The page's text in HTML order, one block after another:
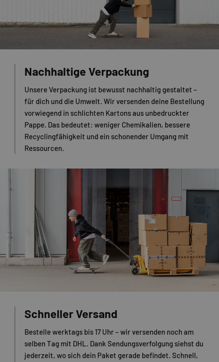
Nachhaltige Verpackung
Unsere Verpackung ist bewusst nachhaltig gestaltet –
für dich und die Umwelt. Wir versenden deine Bestellung
vorwiegend in schlichten Kartons aus unbedruckter
Pappe. Das bedeutet: weniger Chemikalien, bessere
Recyclingfähigkeit und ein schonender Umgang mit
Ressourcen.
Schneller Versand
Bestelle werktags bis 17 Uhr – wir versenden noch am
selben Tag mit DHL. Dank Sendungsverfolgung siehst du
jederzeit, wo sich dein Paket gerade befindet. Schnell,